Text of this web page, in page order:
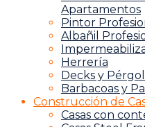
Apartamentos
Pintor
Albañil
Herrería
Decks y
Barbacoas y
Construcción de
Casas con